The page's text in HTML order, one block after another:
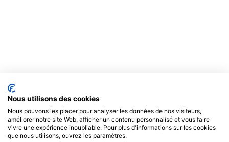
Nous utilisons des cookies
Nous pouvons les placer pour analyser les données de nos visiteurs,
améliorer notre site Web, afficher un contenu personnalisé et vous faire
vivre une expérience inoubliable. Pour plus d'informations sur les cookies
que nous utilisons, ouvrez les paramètres.